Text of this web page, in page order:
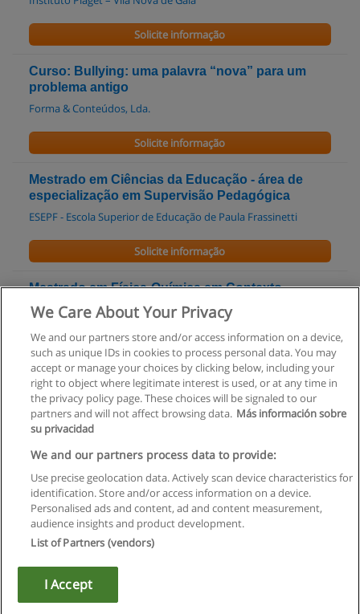
Solicite informação
Curso: Bullying: uma palavra “nova” para um
problema antigo
Forma & Conteúdos, Lda.
Solicite informação
Mestrado em Ciências da Educação - área de
especialização em Supervisão Pedagógica
ESEPF - Escola Superior de Educação de Paula Frassinetti
Solicite informação
Mestrado em Física-Química em Contexto
Escolar
Solicite informação
Regras de uso
Privacidade de dados
Entrar em contato com Educaedu
Copyright © Educaedu Business S.L. - CIF : B-95610580: -
We Care About Your Privacy
We and our partners store and/or access information on a device,
such as unique IDs in cookies to process personal data. You may
accept or manage your choices by clicking below, including your
right to object where legitimate interest is used, or at any time in
the privacy policy page. These choices will be signaled to our
partners and will not affect browsing data. Más información sobre
su privacidad
We and our partners process data to provide:
Use precise geolocation data. Actively scan device characteristics for
identification. Store and/or access information on a device.
Personalised ads and content, ad and content measurement,
audience insights and product development.
List of Partners (vendors)
I Accept